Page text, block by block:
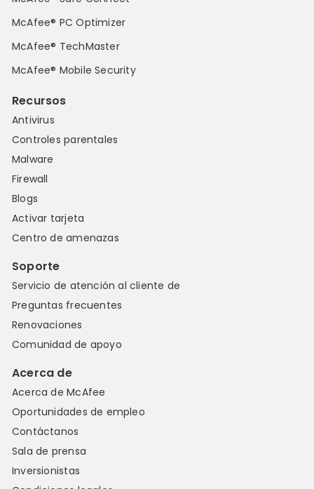
McAfee® PC Optimizer
McAfee® TechMaster
McAfee® Mobile Security
Recursos
Antivirus
Controles parentales
Malware
Firewall
Blogs
Activar tarjeta
Centro de amenazas
Soporte
Servicio de atención al cliente de
Preguntas frecuentes
Renovaciones
Comunidad de apoyo
Acerca de
Acerca de McAfee
Oportunidades de empleo
Contáctanos
Sala de prensa
Inversionistas